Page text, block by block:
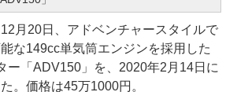
月20日、アドベンチャースタイルで
な149cc単気筒エンジンを採用した
ー「ADV150」を、2020年2月14日に
。価格は45万1000円。